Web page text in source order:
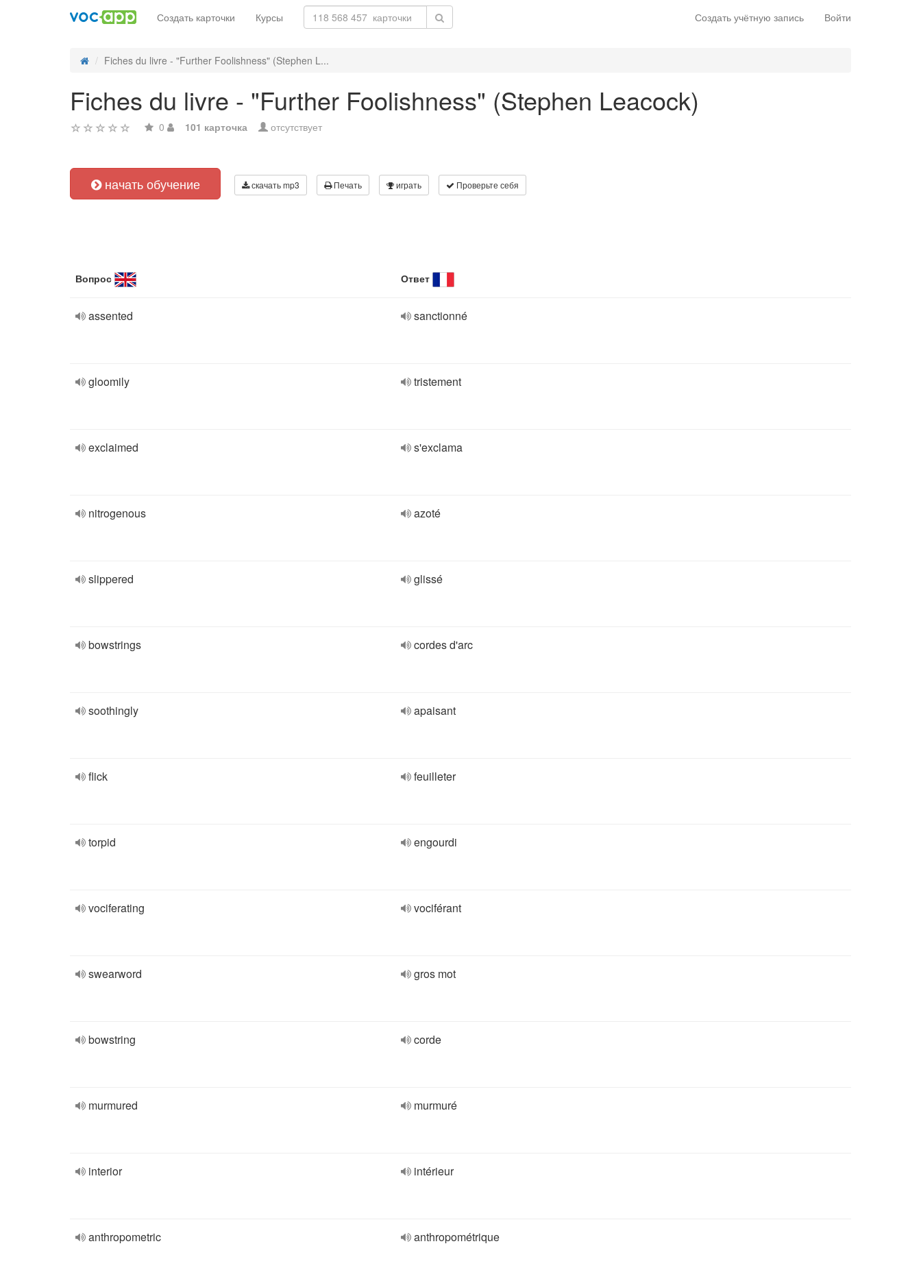
Создать учётную запись Войти
Создать карточки Курсы
Fiches du livre - "Further Foolishness" (Stephen L...
Fiches du livre - "Further Foolishness" (Stephen Leacock)
0 101 карточка отсутствует
начать обучение скачать mp3 Печать играть Проверьте себя
Вопрос Ответ
assented sanctionné
gloomily tristement
exclaimed s'exclama
nitrogenous azoté
slippered glissé
bowstrings cordes d'arc
soothingly apaisant
flick feuilleter
torpid engourdi
vociferating vociférant
swearword gros mot
bowstring corde
murmured murmuré
interior intérieur
anthropometric anthropométrique